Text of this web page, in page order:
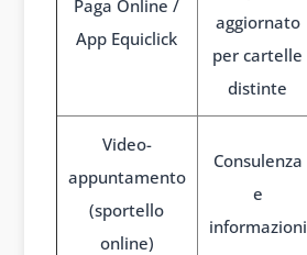
Paga Online /
App Equiclick
aggiornato
per cartelle
distinte
Video-
appuntamento
(sportello
online)
Consulenza
e
informazioni